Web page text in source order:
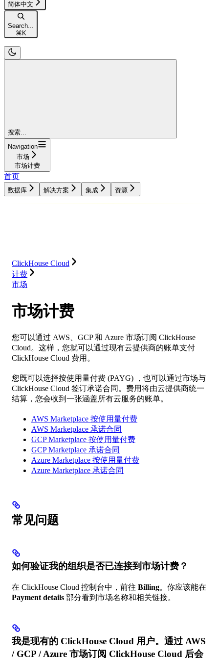
简体中文
Search...
⌘ K
搜索...
Navigation
市场
市场计费
首页
数据库 解决方案 集成 资源
ClickHouse Cloud
计费
市场
市场计费
您可以通过 AWS、GCP 和 Azure 市场订阅 ClickHouse
Cloud。这样，您就可以通过现有云提供商的账单支付
ClickHouse Cloud 费用。
您既可以选择按使用量付费 (PAYG) ，也可以通过市场与
ClickHouse Cloud 签订承诺合同。费用将由云提供商统一
结算，您会收到一张涵盖所有云服务的账单。
AWS Marketplace 按使用量付费
AWS Marketplace 承诺合同
GCP Marketplace 按使用量付费
GCP Marketplace 承诺合同
Azure Marketplace 按使用量付费
Azure Marketplace 承诺合同
常见问题
如何验证我的组织是否已连接到市场计费？​
在 ClickHouse Cloud 控制台中，前往 Billing。你应该能在
Payment details 部分看到市场名称和相关链接。
我是现有的 ClickHouse Cloud 用户。通过 AWS
/ GCP / Azure 市场订阅 ClickHouse Cloud 后会